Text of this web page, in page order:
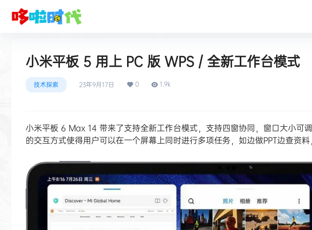
小米平板 5 用上 PC 版 WPS / 全新工作台模式
技术探索 23年9月17日 0 1.9k
小米平板 6 Max 14 带来了支持全新工作台模式，支持四窗协同，窗口大小可
的交互方式使得用户可以在一个屏幕上同时进行多项任务，如边做PPT边查资料